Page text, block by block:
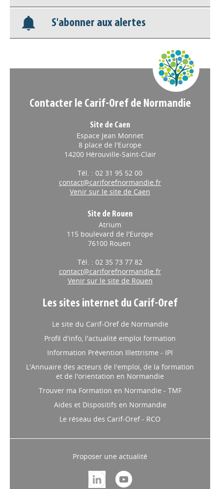
Appels à projets
S'abonner aux alertes
Contacter le Carif-Oref de Normandie
Site de Caen
Espace Jean Monnet
8 place de l'Europe
14200 Hérouville-Saint-Clair
Tél. : 02 31 95 52 00
contact@cariforefnormandie.fr
Venir sur le site de Caen
Site de Rouen
Atrium
115 boulevard de l'Europe
76100 Rouen
Tél. : 02 35 73 77 82
contact@cariforefnormandie.fr
Venir sur le site de Rouen
Les sites internet du Carif-Oref
Le site du Carif-Oref de Normandie
Profil d'info, l'actualité emploi formation
Information Prévention Illettrisme - IPI
L'Annuaire des acteurs de l'emploi, de la formation
et de l'orientation en Normandie
Trouver ma Formation en Normandie - TMF
Aides et Dispositifs en Normandie
Le réseau des Carif-Oref - RCO
Proposer une actualité